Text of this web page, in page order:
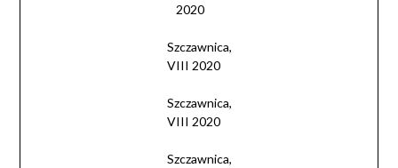
2020
Szczawnica,
VIII 2020
Szczawnica,
VIII 2020
Szczawnica,